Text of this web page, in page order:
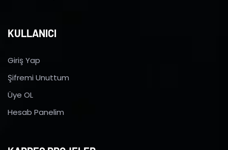
KULLANICI
Giriş Yap
Şifremi Unuttum
Üye OL
Hesab Panelim